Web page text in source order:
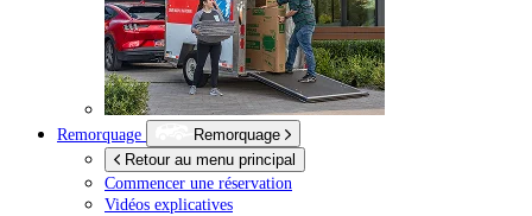
Remorquage
Remorquage
Retour au menu principal
Commencer une réservation
Vidéos explicatives